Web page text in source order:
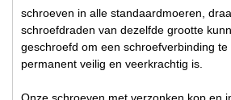
schroeven in alle standaardmoeren,
schroefdraden van dezelfde grootte
geschroefd om een schroefverbinding
permanent veilig en veerkrachtig is.
Onze schroeven met verzonken kop en